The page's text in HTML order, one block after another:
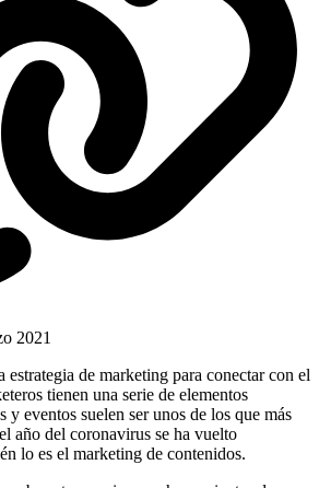
2021
estrategia de marketing para conectar con el
tienen una serie de elementos
y eventos suelen ser unos de los que más
año del coronavirus se ha vuelto
lo es el marketing de contenidos.